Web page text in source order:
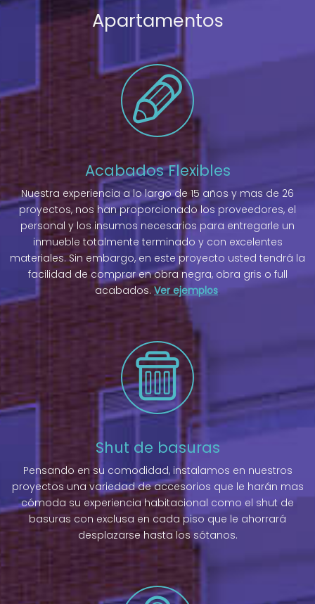
Apartamentos
Acabados Flexibles
Nuestra experiencia a lo largo de 15 años y mas de 26
proyectos, nos han proporcionado los proveedores, el
personal y los insumos necesarios para entregarle un
inmueble totalmente terminado y con excelentes
materiales. Sin embargo, en este proyecto usted tendrá la
facilidad de comprar en obra negra, obra gris o full
acabados. Ver ejemplos.
Shut de basuras
Pensando en su comodidad, instalamos en nuestros
proyectos una variedad de accesorios que le harán mas
cómoda su experiencia habitacional como el shut de
basuras con exclusa en cada piso que le ahorrará
desplazarse hasta los sótanos.